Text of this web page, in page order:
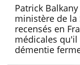
Patrick
ministère de la
recensés en
médicales
démentie